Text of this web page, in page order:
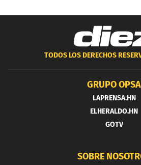
TODOS LOS DERECHOS
GRUPO OPSA
LAPRENSA.HN
ELHERALDO.HN
GOTV
SOBRE